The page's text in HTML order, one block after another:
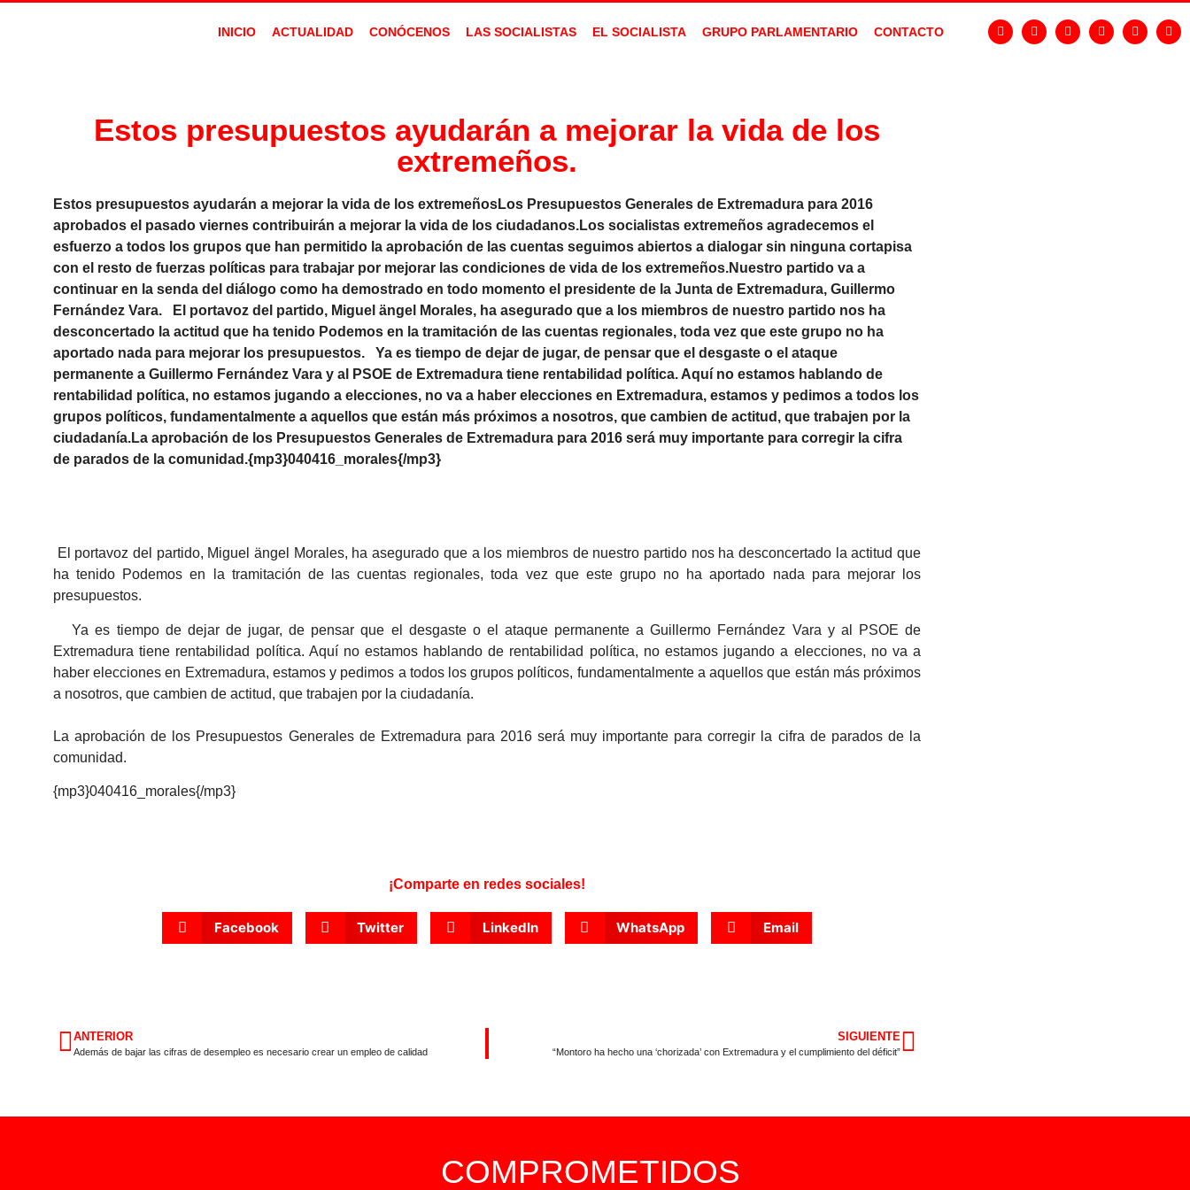
INICIO ACTUALIDAD CONÓCENOS LAS SOCIALISTAS EL SOCIALISTA GRUPO PARLAMENTARIO CONTACTO
Estos presupuestos ayudarán a mejorar la vida de los
extremeños.
Estos presupuestos ayudarán a mejorar la vida de los extremeñosLos Presupuestos Generales de Extremadura para 2016
aprobados el pasado viernes contribuirán a mejorar la vida de los ciudadanos.Los socialistas extremeños agradecemos el
esfuerzo a todos los grupos que han permitido la aprobación de las cuentas seguimos abiertos a dialogar sin ninguna cortapisa
con el resto de fuerzas políticas para trabajar por mejorar las condiciones de vida de los extremeños.Nuestro partido va a
continuar en la senda del diálogo como ha demostrado en todo momento el presidente de la Junta de Extremadura, Guillermo
Fernández Vara. El portavoz del partido, Miguel ängel Morales, ha asegurado que a los miembros de nuestro partido nos ha
desconcertado la actitud que ha tenido Podemos en la tramitación de las cuentas regionales, toda vez que este grupo no ha
aportado nada para mejorar los presupuestos. Ya es tiempo de dejar de jugar, de pensar que el desgaste o el ataque
permanente a Guillermo Fernández Vara y al PSOE de Extremadura tiene rentabilidad política. Aquí no estamos hablando de
rentabilidad política, no estamos jugando a elecciones, no va a haber elecciones en Extremadura, estamos y pedimos a todos los
grupos políticos, fundamentalmente a aquellos que están más próximos a nosotros, que cambien de actitud, que trabajen por la
ciudadanía.La aprobación de los Presupuestos Generales de Extremadura para 2016 será muy importante para corregir la cifra
de parados de la comunidad.{mp3}040416_morales{/mp3}
El portavoz del partido, Miguel ängel Morales, ha asegurado que a los miembros de nuestro partido nos ha desconcertado la actitud que
ha tenido Podemos en la tramitación de las cuentas regionales, toda vez que este grupo no ha aportado nada para mejorar los
presupuestos.
Ya es tiempo de dejar de jugar, de pensar que el desgaste o el ataque permanente a Guillermo Fernández Vara y al PSOE de
Extremadura tiene rentabilidad política. Aquí no estamos hablando de rentabilidad política, no estamos jugando a elecciones, no va a
haber elecciones en Extremadura, estamos y pedimos a todos los grupos políticos, fundamentalmente a aquellos que están más próximos
a nosotros, que cambien de actitud, que trabajen por la ciudadanía.
La aprobación de los Presupuestos Generales de Extremadura para 2016 será muy importante para corregir la cifra de parados de la
comunidad.
{mp3}040416_morales{/mp3}
¡Comparte en redes sociales!
Facebook Twitter LinkedIn WhatsApp Email
ANTERIOR
Además de bajar las cifras de desempleo es necesario crear un empleo de calidad
SIGUIENTE
“Montoro ha hecho una ‘chorizada’ con Extremadura y el cumplimiento del déficit”
COMPROMETIDOS